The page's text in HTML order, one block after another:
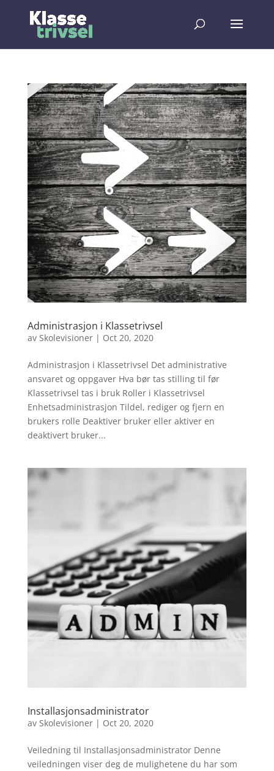
Administrasjon i Klassetrivsel
av Skolevisioner| Oct 20, 2020
Administrasjon i Klassetrivsel Det administrative
ansvaret og oppgaver Hva bør tas stilling til før
Klassetrivsel tas i bruk Roller i Klassetrivsel
Enhetsadministrasjon Tildel, rediger og fjern en
brukers rolle Deaktiver bruker eller aktiver en
deaktivert bruker...
Installasjonsadministrator
av Skolevisioner| Oct 20, 2020
Veiledning til Installasjonsadministrator Denne
veiledningen viser deg de mulighetene du har som